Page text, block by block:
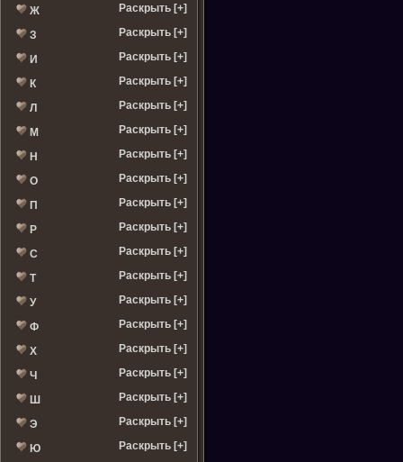
Ж Раскрыть [+]
З Раскрыть [+]
И Раскрыть [+]
К Раскрыть [+]
Л Раскрыть [+]
М Раскрыть [+]
Н Раскрыть [+]
О Раскрыть [+]
П Раскрыть [+]
Р Раскрыть [+]
С Раскрыть [+]
Т Раскрыть [+]
У Раскрыть [+]
Ф Раскрыть [+]
Х Раскрыть [+]
Ч Раскрыть [+]
Ш Раскрыть [+]
Э Раскрыть [+]
Ю Раскрыть [+]